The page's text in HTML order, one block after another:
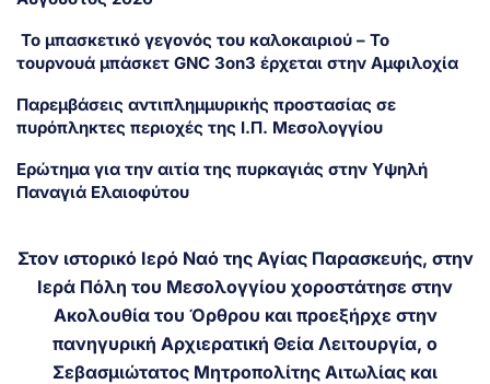
Το μπασκετικό γεγονός του καλοκαιριού – Το
τουρνουά μπάσκετ GNC 3on3 έρχεται στην Αμφιλοχία
Παρεμβάσεις αντιπλημμυρικής προστασίας σε
πυρόπληκτες περιοχές της Ι.Π. Μεσολογγίου
Ερώτημα για την αιτία της πυρκαγιάς στην Υψηλή
Παναγιά Ελαιοφύτου
Στον ιστορικό Ιερό Ναό της Αγίας Παρασκευής, στην
Ιερά Πόλη του Μεσολογγίου χοροστάτησε στην
Ακολουθία του Όρθρου και προεξήρχε στην
πανηγυρική Αρχιερατική Θεία Λειτουργία, ο
Σεβασμιώτατος Μητροπολίτης Αιτωλίας και